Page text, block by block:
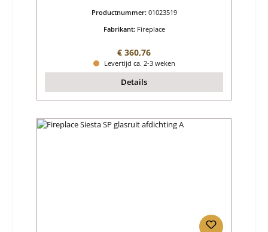
Productnummer: 01023519
Fabrikant: Fireplace
Normale prijs:
€ 360,76
Levertijd ca. 2-3 weken
Details